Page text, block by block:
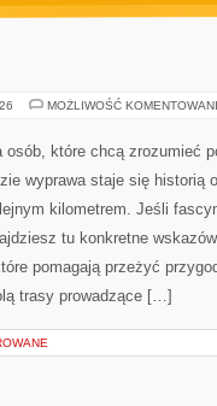
MOŻLIWOŚĆ
które chcą zrozumieć
wyprawa staje się historią
kilometrem. Jeśli
tu konkretne
pomagają przeżyć
trasy prowadzące […]